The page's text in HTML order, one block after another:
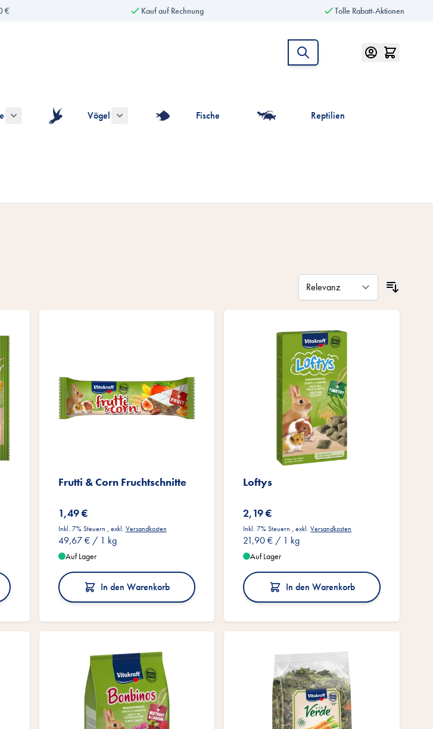
€ Kauf auf Rechnung Tolle Rabatt-Aktionen
anzeigen
Untermenü für die Kategorie Nager & Kleintiere anzeigen
Vögel
Fische Reptilien
Frutti & Corn Fruchtschnitte
1,49 €
Inkl. 7% Steuern , exkl. Versandkosten
49,67 €/ 1 kg
Auf Lager
In den Warenkorb
Loftys
2,19 €
Inkl. 7% Steuern ,exkl.Versandkosten
21,90 € / 1 kg
Auf Lager
In den Warenkorb